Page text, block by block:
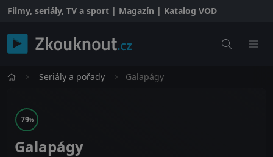
Filmy, seriály, TV a sport | Magazín | Katalog VOD
Seriály a pořady Galapágy
79%
Galapágy